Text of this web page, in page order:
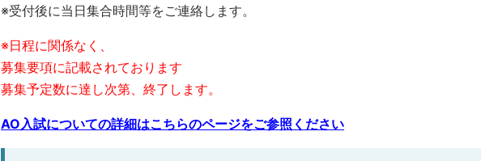
※受付後に当日集合時間等をご連絡します。
※日程に関係なく、
募集要項に記載されております
募集予定数に達し次第、終了します。
AO入試についての詳細はこちらのページをご参照ください